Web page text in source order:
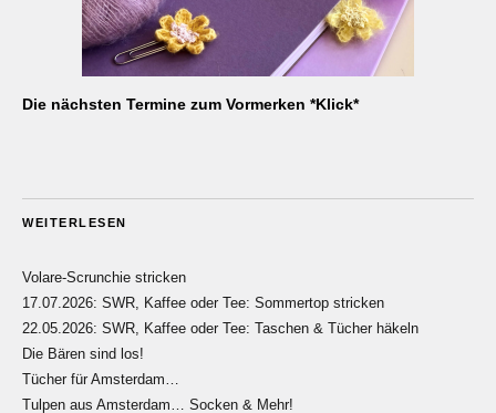
Die nächsten Termine zum Vormerken *Klick*
WEITERLESEN
Volare-Scrunchie stricken
17.07.2026: SWR, Kaffee oder Tee: Sommertop stricken
22.05.2026: SWR, Kaffee oder Tee: Taschen & Tücher häkeln
Die Bären sind los!
Tücher für Amsterdam…
Tulpen aus Amsterdam… Socken & Mehr!